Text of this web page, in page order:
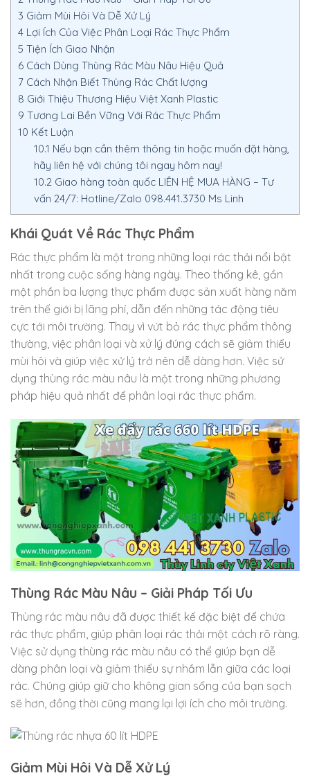
3 Giảm Mùi Hôi Và Dễ Xử Lý
4 Lợi Ích Của Việc Phân Loại Rác Thực Phẩm
5 Tiện Ích Giao Nhận
6 Cách Dùng Thùng Rác Màu Nâu Hiệu Quả
7 Cách Nhận Biết Thùng Rác Chất lượng
8 Giới Thiệu Thương Hiệu Việt Xanh Plastic
9 Tương Lai Bền Vững Với Rác Thực Phẩm
10 Kết Luận
10.1 Nếu bạn cần thêm thông tin hoặc muốn đặt hàng,
hãy liên hệ với chúng tôi ngay hôm nay!
10.2Giao hàng toàn quốc LIÊN HỆ MUA HÀNG – Tư
vấn 24/7: Hotline/Zalo 098.441.3730 Ms Linh
Khái Quát Về Rác Thực Phẩm
Rác thực phẩm là một trong những loại rác thải nổi bật
nhất trong cuộc sống hàng ngày. Theo thống kê, gần
một phần ba lượng thực phẩm được sản xuất hàng năm
trên thế giới bị lãng phí, dẫn đến những tác động tiêu
cực tới môi trường. Thay vì vứt bỏ rác thực phẩm thông
thường, việc phân loại và xử lý đúng cách sẽ giảm thiểu
mùi hôi và giúp việc xử lý trở nên dễ dàng hơn. Việc sử
dụng thùng rác màu nâu là một trong những phương
pháp hiệu quả nhất để phân loại rác thực phẩm.
Thùng Rác Màu Nâu – Giải Pháp Tối Ưu
Thùng rác màu nâu đã được thiết kế đặc biệt để chứa
rác thực phẩm, giúp phân loại rác thải một cách rõ ràng.
Việc sử dụng thùng rác màu nâu có thể giúp bạn dễ
dàng phân loại và giảm thiểu sự nhầm lẫn giữa các loại
rác. Chúng giúp giữ cho không gian sống của bạn sạch
sẽ hơn, đồng thời cũng mang lại lợi ích cho môi trường.
Giảm Mùi Hôi Và Dễ Xử Lý